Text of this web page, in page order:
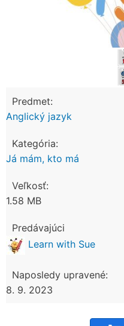
Predmet:
Anglický jazyk
Kategória:
Já mám, kto má
Veľkosť:
1.58 MB
Predávajúci
Learn with Sue
Naposledy upravené:
8. 9. 2023